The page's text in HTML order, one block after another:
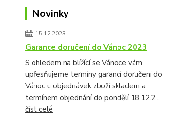
Novinky
15.12.2023
Garance doručení do Vánoc 2023
S ohledem na blížící se Vánoce vám
upřesňujeme termíny garancí doručení do
Vánoc u objednávek zboží skladem a
termínem objednání do pondělí 18.12.2...
číst celé